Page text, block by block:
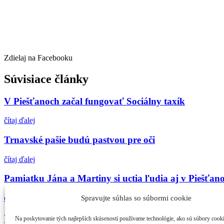
Spravujte súhlas so súbormi cookie
Na poskytovanie tých najlepších skúseností používame technológie, ako sú súbory
Zdielaj na Facebooku
Súvisiace články
V Piešťanoch začal fungovať Sociálny taxík
čítaj ďalej
Trnavské pašie budú pastvou pre oči
čítaj ďalej
Pamiatku Jána a Martiny si uctia ľudia aj v
čítaj ďalej
Najčítanejšie